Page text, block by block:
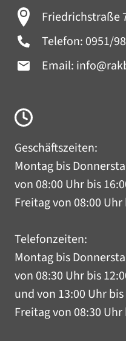
Friedrichstraße
Telefon: 0951/
Email:
Geschäftszeiten:
Montag bis
von 08:00 Uhr bis
Freitag von 08:00
Telefonzeiten:
Montag bis
von 08:30 Uhr bis
und von 13:00 Uhr
Freitag von 08:30